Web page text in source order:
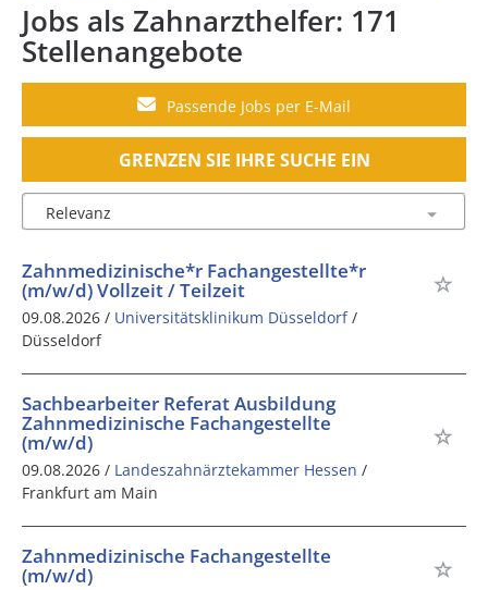
Jobs als Zahnarzthelfer: 171
Stellenangebote
Passende Jobs per E-Mail
GRENZEN SIE IHRE SUCHE EIN
Zahnmedizinische*r Fachangestellte*r
(m/w/d) Vollzeit / Teilzeit
09.08.2026 / Universitätsklinikum Düsseldorf /
Düsseldorf
Sachbearbeiter Referat Ausbildung
Zahnmedizinische Fachangestellte
(m/w/d)
09.08.2026 / Landeszahnärztekammer Hessen /
Frankfurt am Main
Zahnmedizinische Fachangestellte
(m/w/d)